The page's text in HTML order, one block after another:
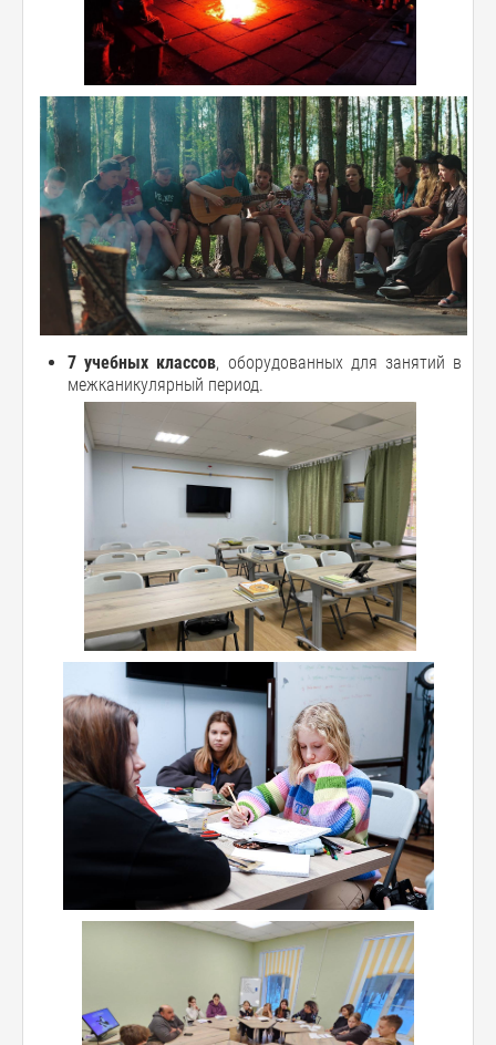
7 учебных классов, оборудованных для занятий в
межканикулярный период.